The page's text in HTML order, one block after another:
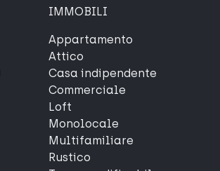
IMMOBILI
Appartamento
Attico
Casa indipendente
Commerciale
Loft
Monolocale
Multifamiliare
Rustico